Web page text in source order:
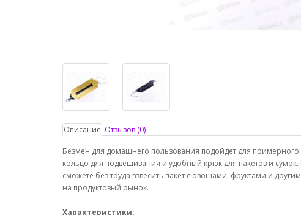
Описание Отзывов (0)
Безмен для домашнего пользования подойдет для
кольцо для подвешивания и удобный крюк для пакетов и сумок.
сможете без труда взвесить пакет с овощами, фруктами и
на продуктовый рынок.
Характеристики: